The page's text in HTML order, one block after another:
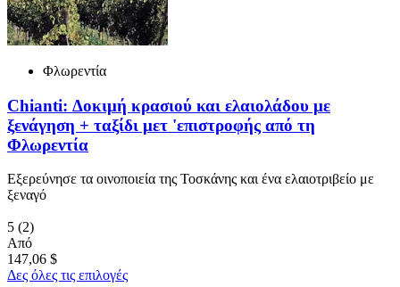
Φλωρεντία
Chianti: Δοκιμή κρασιού και ελαιολάδου με
ξενάγηση + ταξίδι μετ 'επιστροφής από τη
Φλωρεντία
Εξερεύνησε τα οινοποιεία της Τοσκάνης και ένα ελαιοτριβείο με
ξεναγό
5 (2)
Από
147,06 $
Δες όλες τις επιλογές